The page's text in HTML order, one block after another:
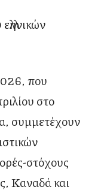
που
στο
συμμετέχουν
στόχους
Καναδά και